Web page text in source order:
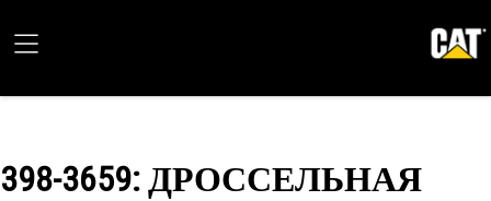
398-3659: ДРОССЕЛЬНАЯ